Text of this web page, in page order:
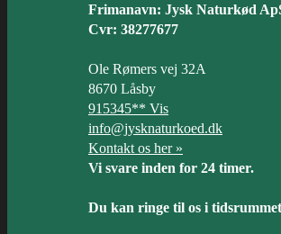
Frimanavn: Jysk Naturkød
Cvr: 38277677
Ole Rømers vej 32A
8670 Låsby
915345** Vis
info@jysknaturkoed.dk
Kontakt os her »
Vi svare inden for 24 timer.
Du kan ringe til os i